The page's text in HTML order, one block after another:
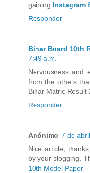
gaining Instagram
Responder
Bihar Board 10th
7:49 a.m.
Nervousness and
from the others
Bihar Matric Result
Responder
Anónimo 7 de
Nice article,
by your blogging.
10th Model Paper